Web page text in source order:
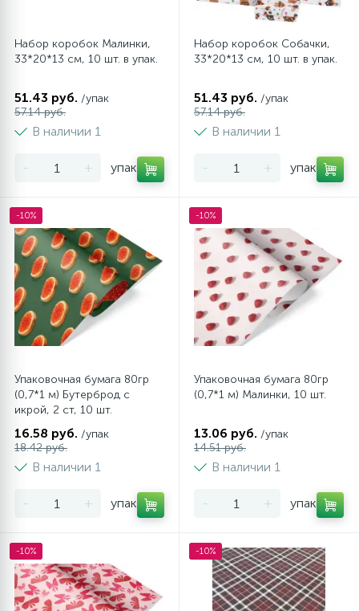
Одноразовая посуда
Топперы
Одноразовые салфетки
Шпажки для канапе и десертов
Парики, пряди, бороды и носы
Свечи декоративные
Набор коробок Малинки,
33*20*13 см, 10 шт. в упак.
51.43 руб. /упак
57.14 руб.
В наличии 1
- + упак
Набор коробок Собачки,
33*20*13 см, 10 шт. в упак.
51.43 руб. /упак
57.14 руб.
В наличии 1
- + упак
-10%
Упаковочная бумага 80гр
(0,7*1 м) Бутерброд с
икрой, 2 ст, 10 шт.
16.58 руб. /упак
18.42 руб.
В наличии 1
- + упак
-10%
Упаковочная бумага 80гр
(0,7*1 м) Малинки, 10 шт.
13.06 руб. /упак
14.51 руб.
В наличии 1
- + упак
-10% -10%